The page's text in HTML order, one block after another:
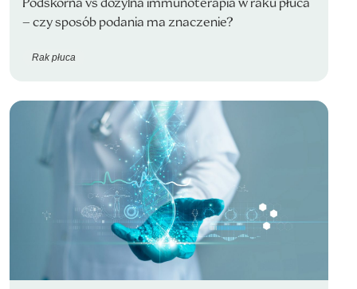
– czy sposób podania ma znaczenie?
Rak płuca